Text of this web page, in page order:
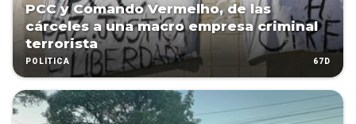
PCC y Comando Vermelho, de las
cárceles a una macro empresa criminal
terrorista
POLÍTICA 67D